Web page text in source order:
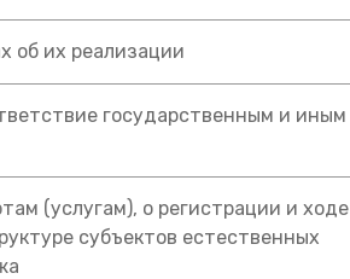
об их реализации
государственным и иным
(услугам), о регистрации и ходе
субъектов естественных